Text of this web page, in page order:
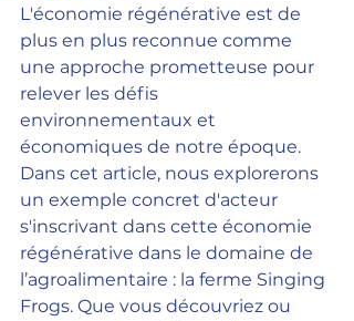
L'économie régénérative est de
plus en plus reconnue comme
une approche prometteuse pour
relever les défis
environnementaux et
économiques de notre époque.
Dans cet article, nous explorerons
un exemple concret d'acteur
s'inscrivant dans cette économie
régénérative dans le domaine de
l’agroalimentaire : la ferme Singing
Frogs. Que vous découvriez ou